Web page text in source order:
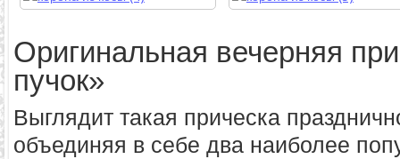
Оригинальная вечерняя
пучок»
Выглядит такая прическа
объединяя в себе два наиболее